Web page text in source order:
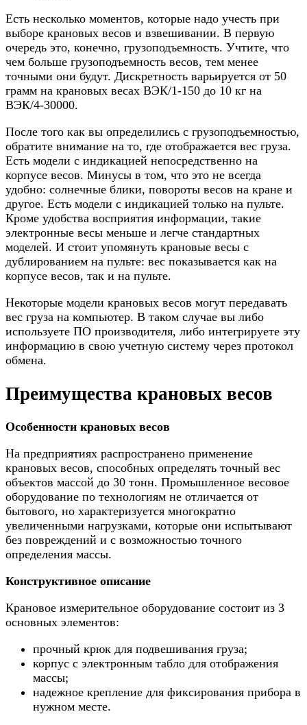
Есть несколько моментов, которые надо учесть при
выборе крановых весов и взвешивании. В первую
очередь это, конечно, грузоподъемность. Учтите, что
чем больше грузоподъемность весов, тем менее
точными они будут. Дискретность варьируется от 50
грамм на крановых весах ВЭК/1-150 до 10 кг на
ВЭК/4-30000.
После того как вы определились с грузоподъемностью,
обратите внимание на то, где отображается вес груза.
Есть модели с индикацией непосредственно на
корпусе весов. Минусы в том, что это не всегда
удобно: солнечные блики, повороты весов на кране и
другое. Есть модели с индикацией только на пульте.
Кроме удобства восприятия информации, такие
электронные весы меньше и легче стандартных
моделей. И стоит упомянуть крановые весы с
дублированием на пульте: вес показывается как на
корпусе весов, так и на пульте.
Некоторые модели крановых весов могут передавать
вес груза на компьютер. В таком случае вы либо
используете ПО производителя, либо интегрируете эту
информацию в свою учетную систему через протокол
обмена.
Преимущества крановых весов
Особенности крановых весов
На предприятиях распространено применение
крановых весов, способных определять точный вес
объектов массой до 30 тонн. Промышленное весовое
оборудование по технологиям не отличается от
бытового, но характеризуется многократно
увеличенными нагрузками, которые они испытывают
без повреждений и с возможностью точного
определения массы.
Конструктивное описание
Крановое измерительное оборудование состоит из 3
основных элементов:
прочный крюк для подвешивания груза;
корпус с электронным табло для отображения
массы;
надежное крепление для фиксирования прибора в
нужном месте.